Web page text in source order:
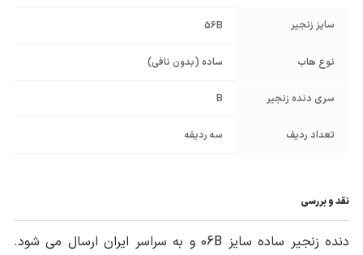
سایز زنجیر 56B
نوع هاب ساده (بدون نافی)
سری دنده زنجیر B
تعداد ردیف سه ردیفه
نقد و بررسی
دنده زنجیر ساده سایز 06B و به سراسر ایران ارسال می شود.